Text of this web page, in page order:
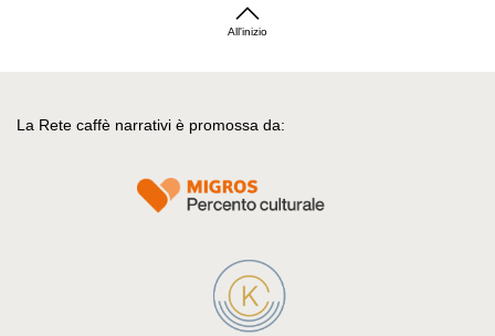
All'inizio
La Rete caffè narrativi è promossa da: